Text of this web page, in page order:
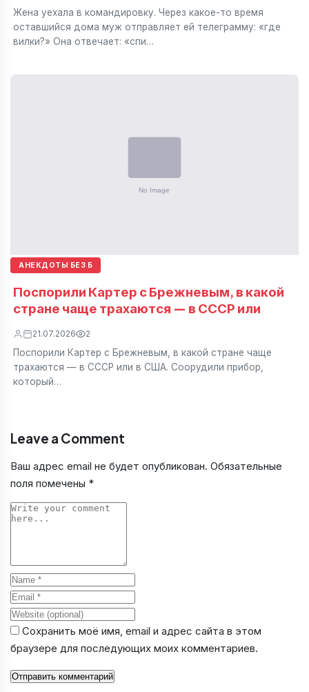
Жена уехала в командировку. Через какое-то время
оставшийся дома муж отправляет ей телеграмму: «где
вилки?» Она отвечает: «спи…
АНЕКДОТЫ БЕЗ Б
Поспорили Картер с Брежневым, в какой
стране чаще трахаются — в СССР или
21.07.2026 2
Поспорили Картер с Брежневым, в какой стране чаще
трахаются — в СССР или в США. Соорудили прибор,
который…
Leave a Comment
Ваш адрес email не будет опубликован. Обязательные
поля помечены *
Comment
Name
Email
Website
Сохранить моё имя, email и адрес сайта в этом
браузере для последующих моих комментариев.
Отправить комментарий